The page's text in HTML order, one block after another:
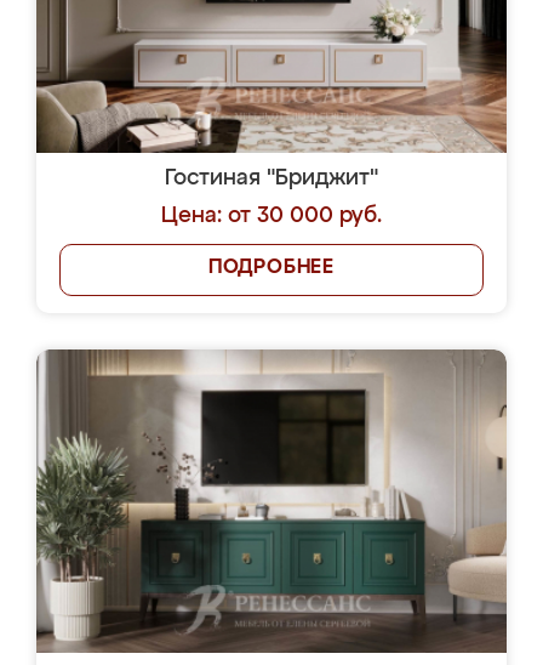
Гостиная "Бриджит"
Цена: от 30 000 руб.
ПОДРОБНЕЕ